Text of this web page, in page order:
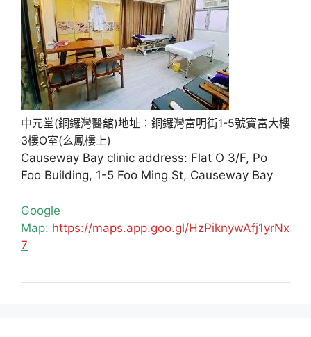
中元堂(銅鑼灣醫舘)地址：銅鑼灣富明街1-5號寶富大樓
3樓O室(么鳳樓上)
Causeway Bay clinic address: Flat O 3/F, Po
Foo Building, 1-5 Foo Ming St, Causeway Bay
Google
Map: https://maps.app.goo.gl/HzPiknywAfj1yrNx
7